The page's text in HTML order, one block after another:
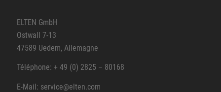
ELTEN GmbH
Ostwall 7-13
47589 Uedem, Allemagne
Téléphone: + 49 (0) 2825 – 80168
E-Mail: service@elten.com